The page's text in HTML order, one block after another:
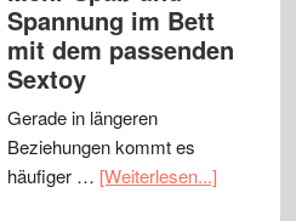
Spannung im Bett
mit dem passenden
Sextoy
Gerade in längeren
Beziehungen kommt es
häufiger … [Weiterlesen...]